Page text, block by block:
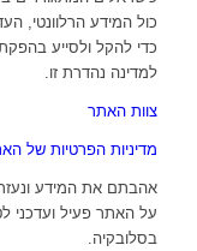
כול המידע הרלוונטי,
כדי להקל ולסייע
למדינה נהדרת זו.
צוות האתר
מדיניות הפרטיות של
אהבתם את המידע
על האתר פעיל ועדכני
בסלובקיה.